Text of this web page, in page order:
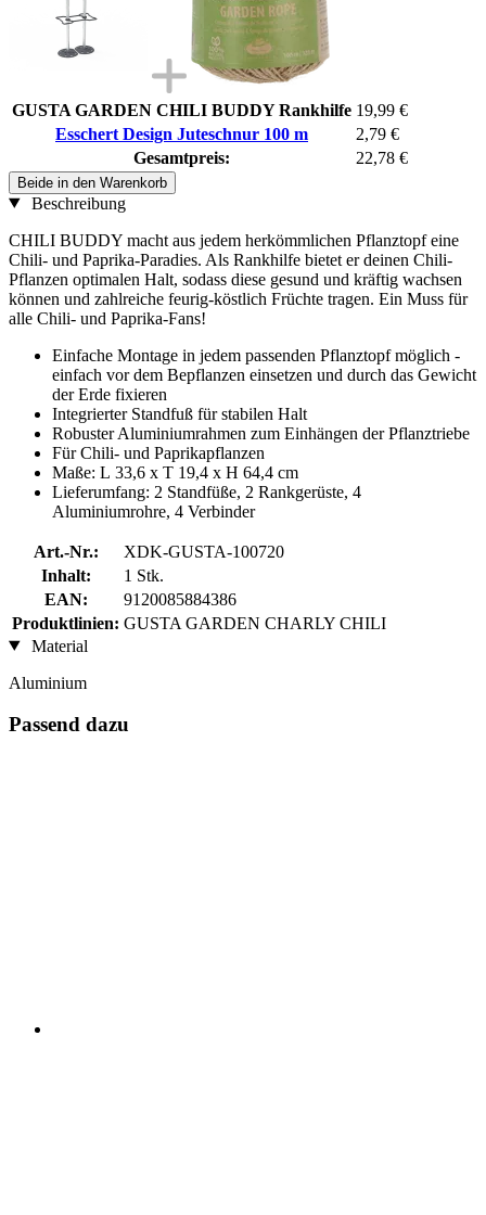
GUSTA GARDEN CHILI BUDDY Rankhilfe 19,99 €
Esschert Design Juteschnur 100 m
2,79 €
Gesamtpreis:
22,78 €
Beide in den Warenkorb
Beschreibung
CHILI BUDDY macht aus jedem herkömmlichen Pflanztopf eine
Chili- und Paprika-Paradies. Als Rankhilfe bietet er deinen Chili-
Pflanzen optimalen Halt, sodass diese gesund und kräftig wachsen
können und zahlreiche feurig-köstlich Früchte tragen. Ein Muss für
alle Chili- und Paprika-Fans!
Einfache Montage in jedem passenden Pflanztopf möglich -
einfach vor dem Bepflanzen einsetzen und durch das Gewicht
der Erde fixieren
Integrierter Standfuß für stabilen Halt
Robuster Aluminiumrahmen zum Einhängen der Pflanztriebe
Für Chili- und Paprikapflanzen
Maße: L 33,6 x T 19,4 x H 64,4 cm
Lieferumfang: 2 Standfüße, 2 Rankgerüste, 4
Aluminiumrohre, 4 Verbinder
Art.-Nr.:
XDK-GUSTA-100720
Inhalt:
1 Stk.
EAN:
9120085884386
Produktlinien: GUSTA GARDEN CHARLY CHILI
Material
Aluminium
Passend dazu